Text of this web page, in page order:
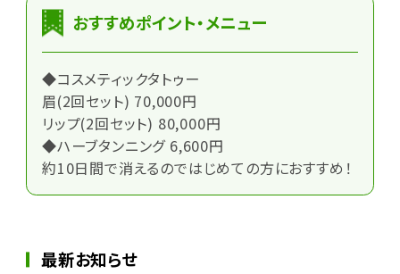
おすすめポイント・メニュー
◆コスメティックタトゥー
眉(2回セット) 70,000円
リップ(2回セット) 80,000円
◆ハーブタンニング 6,600円
約10日間で消えるのではじめての方におすすめ！
最新お知らせ